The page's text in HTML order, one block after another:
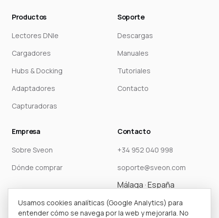
Productos
Lectores DNIe
Cargadores
Hubs & Docking
Adaptadores
Capturadoras
Soporte
Descargas
Manuales
Tutoriales
Contacto
Empresa
Sobre Sveon
Dónde comprar
Contacto
+34 952 040 998
soporte@sveon.com
Málaga · España
Usamos cookies analíticas (Google Analytics) para
entender cómo se navega por la web y mejorarla. No